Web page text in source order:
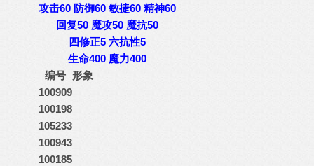
攻击60 防御60 敏捷60 精神60
回复50 魔攻50 魔抗50
四修正5 六抗性5
生命400 魔力400
编号 形象
100909
100198
105233
100943
100185